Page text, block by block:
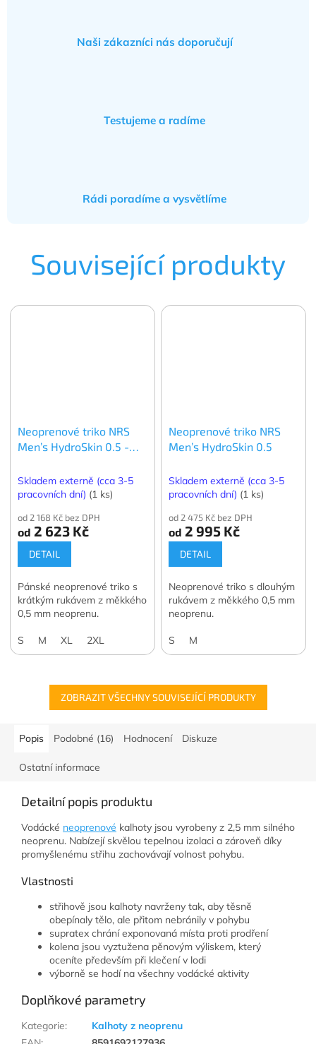
Naši zákazníci nás doporučují
Testujeme a radíme
Rádi poradíme a vysvětlíme
Související produkty
Neoprenové triko NRS
Men’s HydroSkin 0.5 -
Skladem externě (cca 3-5
pracovních dní) (1 ks)
od 2 168 Kč bez DPH
od 2 623 Kč
DETAIL
Pánské neoprenové triko s
krátkým rukávem z měkkého
0,5 mm neoprenu.
S M XL 2XL
Neoprenové triko NRS
Men’s HydroSkin 0.5
Skladem externě (cca 3-5
pracovních dní) (1 ks)
od 2 475 Kč bez DPH
od 2 995 Kč
DETAIL
Neoprenové triko s dlouhým
rukávem z měkkého 0,5 mm
neoprenu.
S M
ZOBRAZIT VŠECHNY SOUVISEJÍCÍ PRODUKTY
Popis Podobné (16) Hodnocení Diskuze
Ostatní informace
Detailní popis produktu
Vodácké neoprenové kalhoty jsou vyrobeny z 2,5 mm silného
neoprenu. Nabízejí skvělou tepelnou izolaci a zároveň díky
promyšlenému střihu zachovávají volnost pohybu.
Vlastnosti
střihově jsou kalhoty navrženy tak, aby těsně
obepínaly tělo, ale přitom nebránily v pohybu
supratex chrání exponovaná místa proti prodření
kolena jsou vyztužena pěnovým výliskem, který
oceníte především při klečení v lodi
výborně se hodí na všechny vodácké aktivity
Doplňkové parametry
Kategorie:
Kalhoty z neoprenu